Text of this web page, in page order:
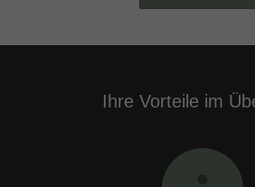
Ihre Vorteile im